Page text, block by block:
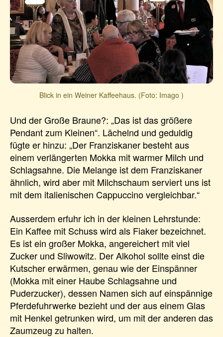
Blick in ein Weiner Kaffeehaus. (Foto: Imago )
Und der Große Braune?: „Das ist das größere
Pendant zum Kleinen“. Lächelnd und geduldig
fügte er hinzu: „Der Franziskaner besteht aus
einem verlängerten Mokka mit warmer Milch und
Schlagsahne. Die Melange ist dem Franziskaner
ähnlich, wird aber mit Milchschaum serviert uns ist
mit dem italienischen Cappuccino vergleichbar.“
Ausserdem erfuhr ich in der kleinen Lehrstunde:
Ein Kaffee mit Schuss wird als Fiaker bezeichnet.
Es ist ein großer Mokka, angereichert mit viel
Zucker und Sliwowitz. Der Alkohol sollte einst die
Kutscher erwärmen, genau wie der Einspänner
(Mokka mit einer Haube Schlagsahne und
Puderzucker), dessen Namen sich auf einspännige
Pferdefuhrwerke bezieht und der aus einem Glas
mit Henkel getrunken wird, um mit der anderen das
Zaumzeug zu halten.